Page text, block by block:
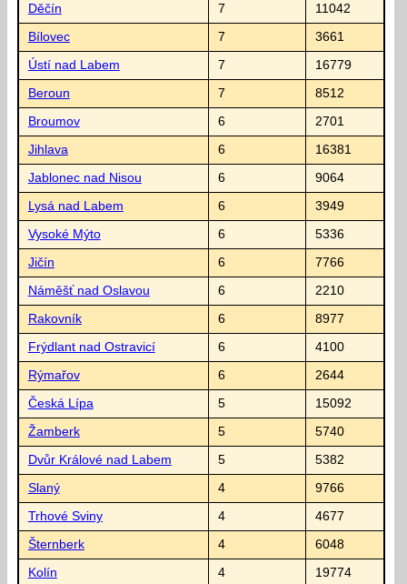
Děčín 7 11042
Bílovec 7 3661
Ústí nad Labem 7 16779
Beroun 7 8512
Broumov 6 2701
Jihlava 6 16381
Jablonec nad Nisou 6 9064
Lysá nad Labem 6 3949
Vysoké Mýto 6 5336
Jičín 6 7766
Náměšť nad Oslavou 6 2210
Rakovník 6 8977
Frýdlant nad Ostravicí 6 4100
Rýmařov 6 2644
Česká Lípa 5 15092
Žamberk 5 5740
Dvůr Králové nad Labem 5 5382
Slaný 4 9766
Trhové Sviny 4 4677
Šternberk 4 6048
Kolín 4 19774